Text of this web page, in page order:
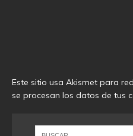
Este sitio usa Akismet para
se procesan los datos de tus